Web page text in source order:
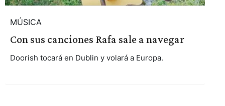
MÚSICA
Con sus canciones Rafa sale a navegar
Doorish tocará en Dublin y volará a Europa.